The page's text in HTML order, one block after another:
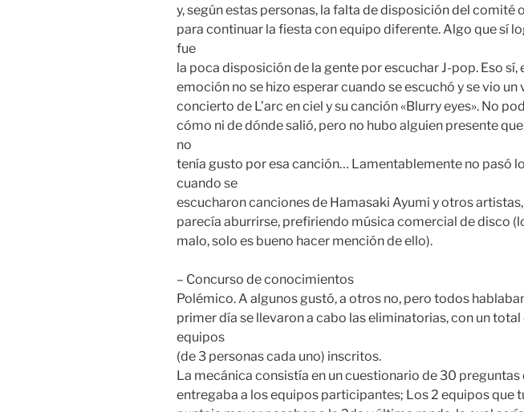
y, según estas personas, la falta de disposición del comité
para continuar la fiesta con equipo diferente. Algo que sí
fue
la poca disposición de la gente por escuchar J-pop. Eso sí,
emoción no se hizo esperar cuando se escuchó y se vio un
concierto de L’arc en ciel y su canción «Blurry eyes». No
cómo ni de dónde salió, pero no hubo alguien presente
no
tenía gusto por esa canción… Lamentablemente no pasó
cuando se
escucharon canciones de Hamasaki Ayumi y otros
parecía aburrirse, prefiriendo música comercial de disco
malo, solo es bueno hacer mención de ello).
– Concurso de conocimientos
Polémico. A algunos gustó, a otros no, pero todos
primer día se llevaron a cabo las eliminatorias, con un total
equipos
(de 3 personas cada uno) inscritos.
La mecánica consistía en un cuestionario de 30 preguntas
entregaba a los equipos participantes; Los 2 equipos que